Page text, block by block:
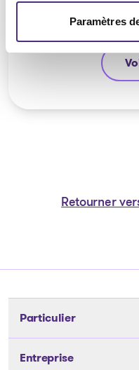
Paramètres
Retourner
Particulier
Outils
Entreprise